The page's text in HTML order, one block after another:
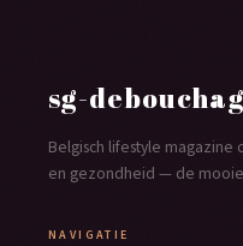
sg-
Belgisch lifestyle
en gezondheid — de
NAVIGATIE